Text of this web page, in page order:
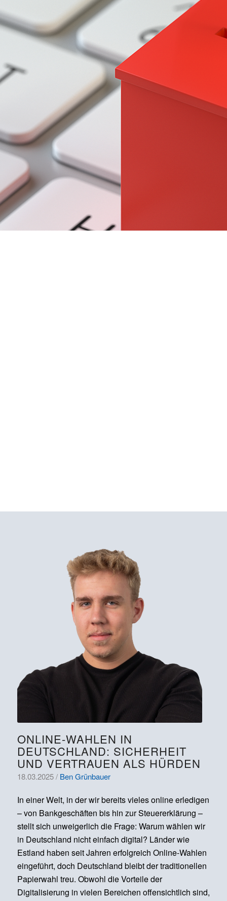
ONLINE-WAHLEN IN
DEUTSCHLAND: SICHERHEIT
UND VERTRAUEN ALS HÜRDEN
18.03.2025 / Ben Grünbauer
In einer Welt, in der wir bereits vieles online erledigen
– von Bankgeschäften bis hin zur Steuererklärung –
stellt sich unweigerlich die Frage: Warum wählen wir
in Deutschland nicht einfach digital? Länder wie
Estland haben seit Jahren erfolgreich Online-Wahlen
eingeführt, doch Deutschland bleibt der traditionellen
Papierwahl treu. Obwohl die Vorteile der
Digitalisierung in vielen Bereichen offensichtlich sind,